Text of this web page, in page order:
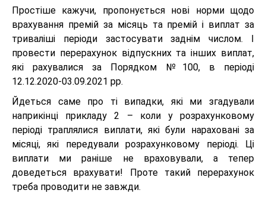
Простіше кажучи, пропонується нові норми щодо
врахування премій за місяць та премій і виплат за
триваліші періоди застосувати заднім числом. І
провести перерахунок відпускних та інших виплат,
які рахувалися за Порядком №100, в періоді
12.12.2020-03.09.2021 рр.
Йдеться саме про ті випадки, які ми згадували
наприкінці прикладу 2 – коли у розрахунковому
періоді траплялися виплати, які були нараховані за
місяці, які передували розрахунковому періоді. Ці
виплати ми раніше не враховували, а тепер
доведеться врахувати! Проте такий перерахунок
треба проводити не завжди.